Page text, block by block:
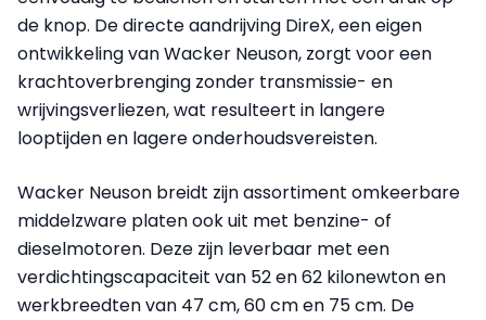
de knop. De directe aandrijving DireX, een eigen
ontwikkeling van Wacker Neuson, zorgt voor een
krachtoverbrenging zonder transmissie- en
wrijvingsverliezen, wat resulteert in langere
looptijden en lagere onderhoudsvereisten.
Wacker Neuson breidt zijn assortiment omkeerbare
middelzware platen ook uit met benzine- of
dieselmotoren. Deze zijn leverbaar met een
verdichtingscapaciteit van 52 en 62 kilonewton en
werkbreedten van 47 cm, 60 cm en 75 cm. De